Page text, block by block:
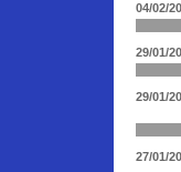
04/02/
29/01/
29/01/
27/01/